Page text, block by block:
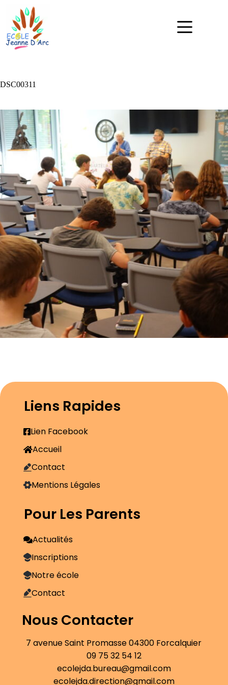
DSC00311
Liens Rapides
Lien Facebook
Accueil
Contact
Mentions Légales
Pour Les Parents
Actualités
Inscriptions
Notre école
Contact
Nous Contacter
7 avenue Saint Promasse 04300 Forcalquier
09 75 32 54 12
ecolejda.bureau@gmail.com
ecolejda.direction@gmail.com